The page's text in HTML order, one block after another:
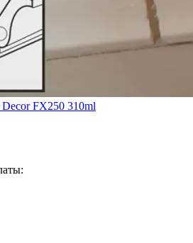
FX250 310ml